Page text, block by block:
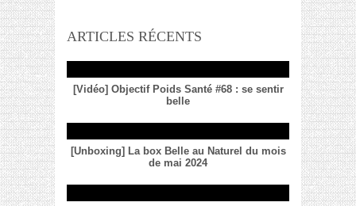
ARTICLES RÉCENTS
[Vidéo] Objectif Poids Santé #68 : se sentir
belle
[Unboxing] La box Belle au Naturel du mois
de mai 2024